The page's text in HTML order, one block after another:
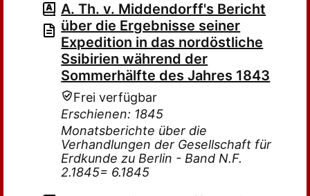
A. Th. v. Middendorff's Bericht
über die Ergebnisse seiner
Expedition in das nordöstliche
Ssibirien während der
Sommerhälfte des Jahres 1843
Frei verfügbar
Erschienen: 1845
Monatsberichte über die
Verhandlungen der Gesellschaft für
Erdkunde zu Berlin - Band N.F.
2.1845= 6.1845